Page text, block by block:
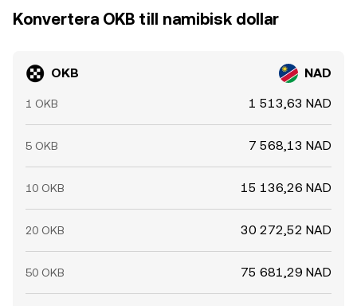
Konvertera OKB till namibisk dollar
OKB NAD
1 OKB 1 513,63 NAD
5 OKB 7 568,13 NAD
10 OKB 15 136,26 NAD
20 OKB 30 272,52 NAD
50 OKB 75 681,29 NAD